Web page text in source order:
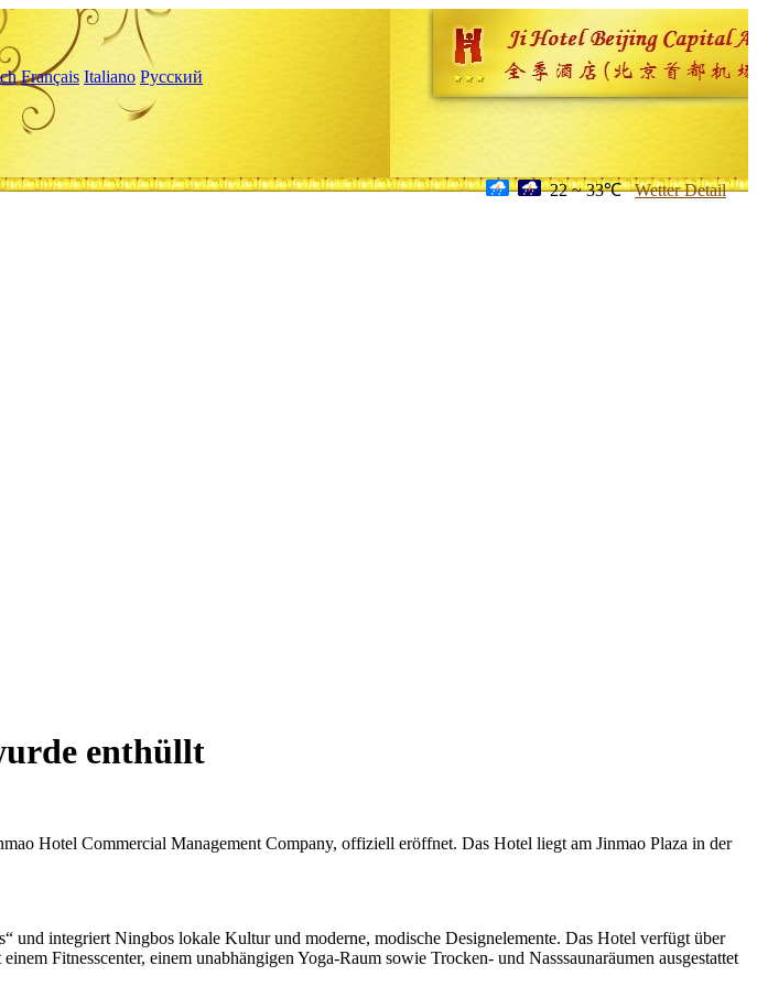
Français Italiano Русский
22 ~ 33℃ Wetter Detail
enthüllt
Hotel Commercial Management Company, offiziell eröffnet. Das Hotel liegt am Jinmao Plaza in der
und integriert Ningbos lokale Kultur und moderne, modische Designelemente. Das Hotel verfügt über
Fitnesscenter, einem unabhängigen Yoga-Raum sowie Trocken- und Nasssaunaräumen ausgestattet